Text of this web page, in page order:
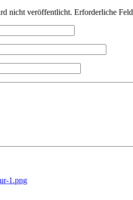
nicht veröffentlicht. Erforderliche
1.png